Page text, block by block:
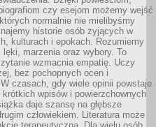
czy esejom możemy wejść
normalnie nie mielibyśmy
historie osób żyjących w
kulturach i epokach. Rozumiemy
lęki, marzenia oraz wybory. To
wzmacnia empatię. Uczy
bez pochopnych ocen i
czasach, gdy wiele opinii powstaje
krótkich wpisów i powierzchownych
daje szansę na głębsze
człowiekiem. Literatura może